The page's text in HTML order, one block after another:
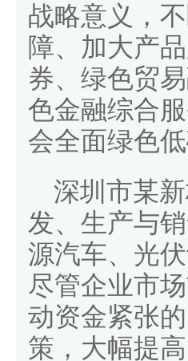
战略意义，
障、加大产
券、绿色贸
色金融综合
会全面绿色
深圳市某
发、生产与
源汽车、光
尽管企业市
动资金紧张
策，大幅提